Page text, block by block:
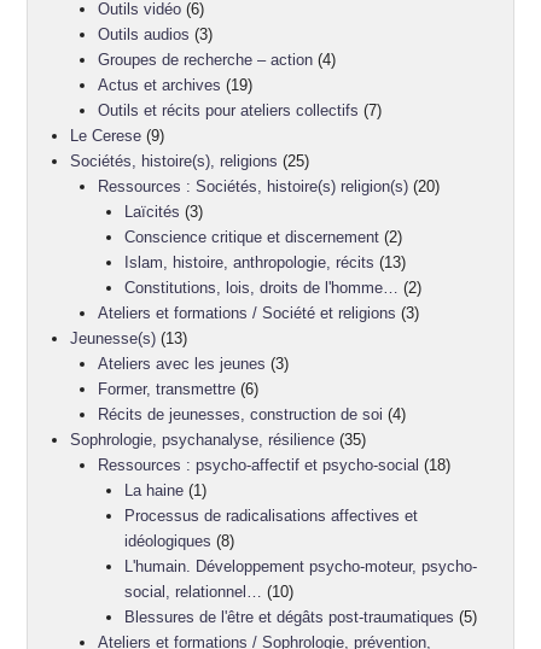
Outils vidéo(6)
Outils audios (3)
Groupes de recherche – action(4)
Actus et archives (19)
Outils et récits pour ateliers collectifs (7)
Le Cerese (9)
Sociétés, histoire(s), religions (25)
Ressources : Sociétés, histoire(s) religion(s)(20)
Laïcités (3)
Conscience critique et discernement (2)
Islam, histoire, anthropologie, récits (13)
Constitutions, lois, droits de l'homme…
(2)
Ateliers et formations / Société et religions (3)
Jeunesse(s) (13)
Ateliers avec les jeunes (3)
Former, transmettre(6)
Récits de jeunesses, construction de soi (4)
Sophrologie, psychanalyse, résilience (35)
Ressources : psycho-affectif et psycho-social (18)
La haine (1)
Processus de radicalisations affectives et
idéologiques (8)
L'humain. Développement psycho-moteur, psycho-
social, relationnel…
(10)
Blessures de l'être et dégâts post-traumatiques (5)
Ateliers et formations / Sophrologie, prévention,